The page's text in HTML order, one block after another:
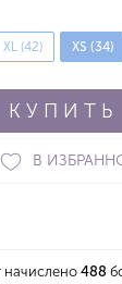
XL (42) XS (34)
КУПИТЬ
В
начислено 488